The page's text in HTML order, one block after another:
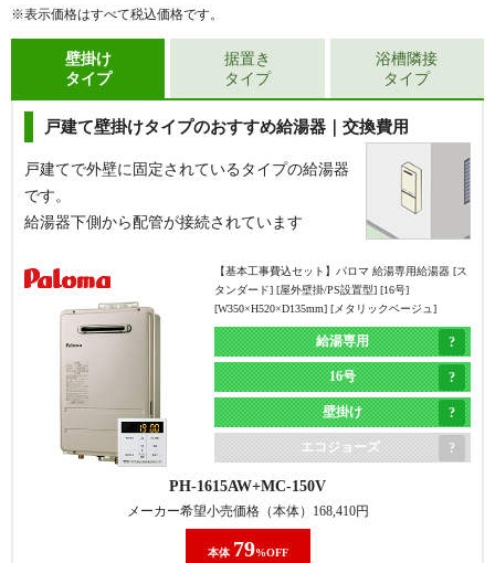
給湯器本体＋標準リモコン＋排気筒＋基本工事費
213,636円
商品詳細
長府製作所 【基本工事費込セット】長府製作所 石油給湯器 [屋内
オート
4万キロ
直圧式
エコフィール
KIB-4770DAF KR-111V
メーカー希望小売価格（本体）475,200円
給湯器本体＋標準リモコン＋排気筒＋基本工事費
326,052円
商品詳細
※表示価格はすべて税込価格です。
壁掛け
タイプ
戸建て壁掛けタイプのおすすめ給湯器｜交換費用
戸建てで外壁に固定されているタイプの給湯器
です。
給湯器下側から配管が接続されています
【基本工事費込セット】
パロマ 給湯専用給湯器 [ス
タンダード] [屋外壁掛/PS設置型] [16号]
[W350×H520×D135mm] [メタリックベージュ]
給湯専用
16号
壁掛け
エコジョーズ
PH-1615AW MC-150V
メーカー希望小売価格（本体） 168,410円
本体 79%OFF
据置き
タイプ
浴槽隣接
タイプ